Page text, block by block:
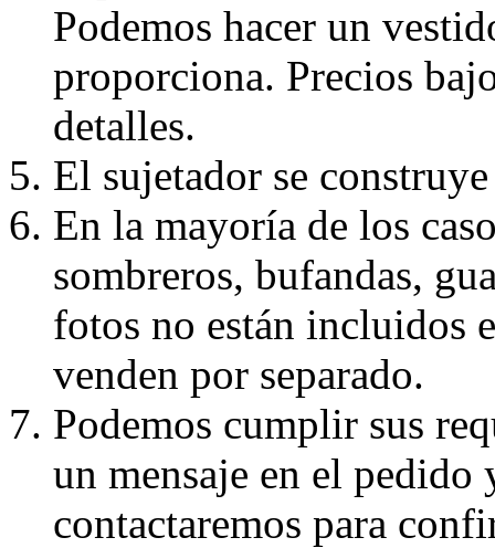
Podemos hacer un
proporciona. Precios
detalles.
El sujetador se
En la mayoría de los
sombreros, bufandas,
fotos no están incluidos
venden por separado.
Podemos cumplir sus
un mensaje en el pedido
contactaremos para